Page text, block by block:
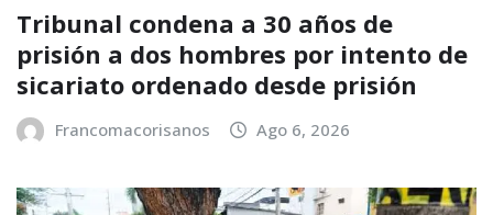
Tribunal condena a 30 años de
prisión a dos hombres por intento de
sicariato ordenado desde prisión
Francomacorisanos Ago 6, 2026